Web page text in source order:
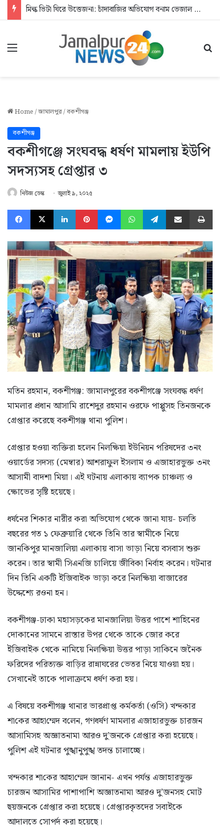
মিল্ক ভিটা ঘিরে উত্তেজনা: চাঁদাবাজির অভিযোগ বনাম ভেজাল দুধের জিডি
Menu
Home/জামালপুর/বকশীগঞ্জ
বকশীগঞ্জ
বকশীগঞ্জে সংঘবদ্ধ ধর্ষণ মামলায় ইউপি
সদস্যসহ গ্রেপ্তার ৩
নিউজ ডেস্ক জুলাই ৯, ২০২৫
Facebook
X LinkedInPinterestMessengerWhatsAppTelegramShare via Email
ম‌তিন রহমান, বকশীগঞ্জ: জামালপুরের বকশীগঞ্জে সংঘবদ্ধ ধর্ষণ
মামলার প্রধান আসামি রাশেদুর রহমান ওরফে পাপ্পুসহ তিনজনকে
গ্রেপ্তার করেছে বকশীগঞ্জ থানা পুলিশ।
গ্রেপ্তার হওয়া ব্যক্তিরা হলেন নিলক্ষিয়া ইউনিয়ন পরিষদের ৩নং
ওয়ার্ডের সদস্য (মেম্বার) আশরাফুল ইসলাম ও এজাহারভুক্ত ৩নং
আসামী বাদশা মিয়া। এই ঘটনায় এলাকায় ব্যাপক চাঞ্চল্য ও
ক্ষোভের সৃষ্টি হয়েছে।
ধর্ষনের শিকার নারীর করা অভিযোগ থেকে জানা যায়- চলতি
বছরের গত ১ ফেব্রুয়ারি থেকে তিনি তার স্বামীকে নিয়ে
জানকিপুর মানজালিয়া এলাকায় বাসা ভাড়া নিয়ে বসবাস শুরু
করেন। তার স্বামী সিএনজি চালিয়ে জীবিকা নির্বাহ করেন। ঘটনার
দিন তিনি একটি ইজিবাইক ভাড়া করে নিলক্ষিয়া বাজারের
উদ্দেশ্যে রওনা হন।
বকশীগঞ্জ-ঢাকা মহাসড়কের মানজালিয়া উত্তর পাশে শাহিনের
দোকানের সামনে রাস্তার উপর থেকে তাকে জোর করে
ইজিবাইক থেকে নামিয়ে নিলক্ষিয়া উত্তর পাড়া সাকিনে জনৈক
ফরিদের পরিত্যক্ত বাড়ির রান্নাঘরের ভেতর নিয়ে যাওয়া হয়।
সেখানেই তাকে পালাক্রমে ধর্ষণ করা হয়।
এ বিষয়ে বকশীগঞ্জ থানার ভারপ্রাপ্ত কর্মকর্তা (ওসি) খন্দকার
শা‌কের আহা‌ম্মেদ ব‌লেন, গণধর্ষণ মামলার এজাহারভুক্ত চারজন
আসামিসহ অজ্ঞাতনামা আরও দু’জনকে গ্রেপ্তার করা হয়েছে।
পুলিশ এই ঘটনার পুঙ্খানুপুঙ্খ তদন্ত চালাচ্ছে।
খন্দকার শা‌কের আহা‌ম্মেদ জানান- এখন পর্যন্ত এজাহারভুক্ত
চারজন আসামির পাশাপাশি অজ্ঞাতনামা আরও দু’জনসহ মোট
ছয়জনকে গ্রেপ্তার করা হয়েছে। গ্রেপ্তারকৃতদের সবাইকে
আদালতে সোপর্দ করা হয়েছে।